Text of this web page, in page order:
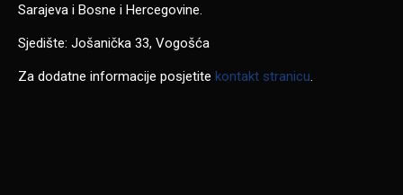
Sarajeva i Bosne i Hercegovine.
Sjedište: Jošanička 33, Vogošća
Za dodatne informacije posjetite kontakt stranicu.